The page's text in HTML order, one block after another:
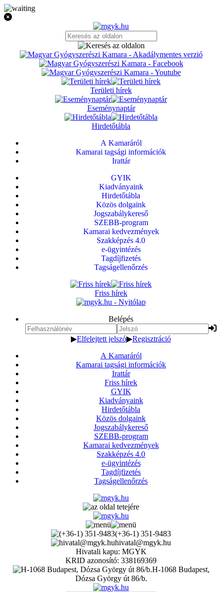
Területi hírek
Eseménynaptár
Hirdetőtábla
A Kamaráról
Kamarai tagsági információk
Irattár
GYIK
Kiadványaink
Hirdetőtábla
Közös dolgaink
Jogszabálykereső
SZEBB-program
Kamarai kedvezmények
Szakképzés 4.0
e-ügyintézés
Tagdíjfizetés
Tagságellenőrzés
Friss hírek
Belépés
▶Elfelejtett jelszó▶Regisztráció
A Kamaráról
Kamarai tagsági információk
Irattár
Friss hírek
GYIK
Kiadványaink
Hirdetőtábla
Közös dolgaink
Jogszabálykereső
SZEBB-program
Kamarai kedvezmények
Szakképzés 4.0
e-ügyintézés
Tagdíjfizetés
Tagságellenőrzés
(+36-1) 351-9483
hivatal@mgyk.hu
Hivatali kapu: MGYK
KRID azonosító: 338169369
H-1068 Budapest,
Dózsa György út 86/b.